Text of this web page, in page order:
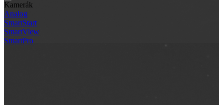
Kamerák
Analog
SmartStart
SmartView
SmartPro